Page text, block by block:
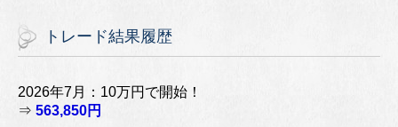
トレード結果履歴
2026年7月：10万円で開始！
⇒ 563,850円